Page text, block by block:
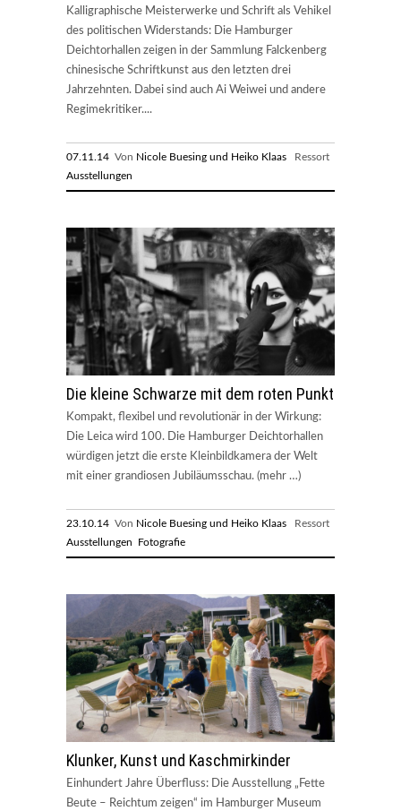
Kalligraphische Meisterwerke und Schrift als Vehikel
des politischen Widerstands: Die Hamburger
Deichtorhallen zeigen in der Sammlung Falckenberg
chinesische Schriftkunst aus den letzten drei
Jahrzehnten. Dabei sind auch Ai Weiwei und andere
Regimekritiker....
07.11.14 Von Nicole Buesing und Heiko Klaas Ressort
Ausstellungen
Die kleine Schwarze mit dem roten Punkt
Kompakt, flexibel und revolutionär in der Wirkung:
Die Leica wird 100. Die Hamburger Deichtorhallen
würdigen jetzt die erste Kleinbildkamera der Welt
mit einer grandiosen Jubiläumsschau. (mehr …)
23.10.14 Von Nicole Buesing und Heiko Klaas Ressort
Ausstellungen
Fotografie
Klunker, Kunst und Kaschmirkinder
Einhundert Jahre Überfluss: Die Ausstellung „Fette
Beute – Reichtum zeigen“ im Hamburger Museum